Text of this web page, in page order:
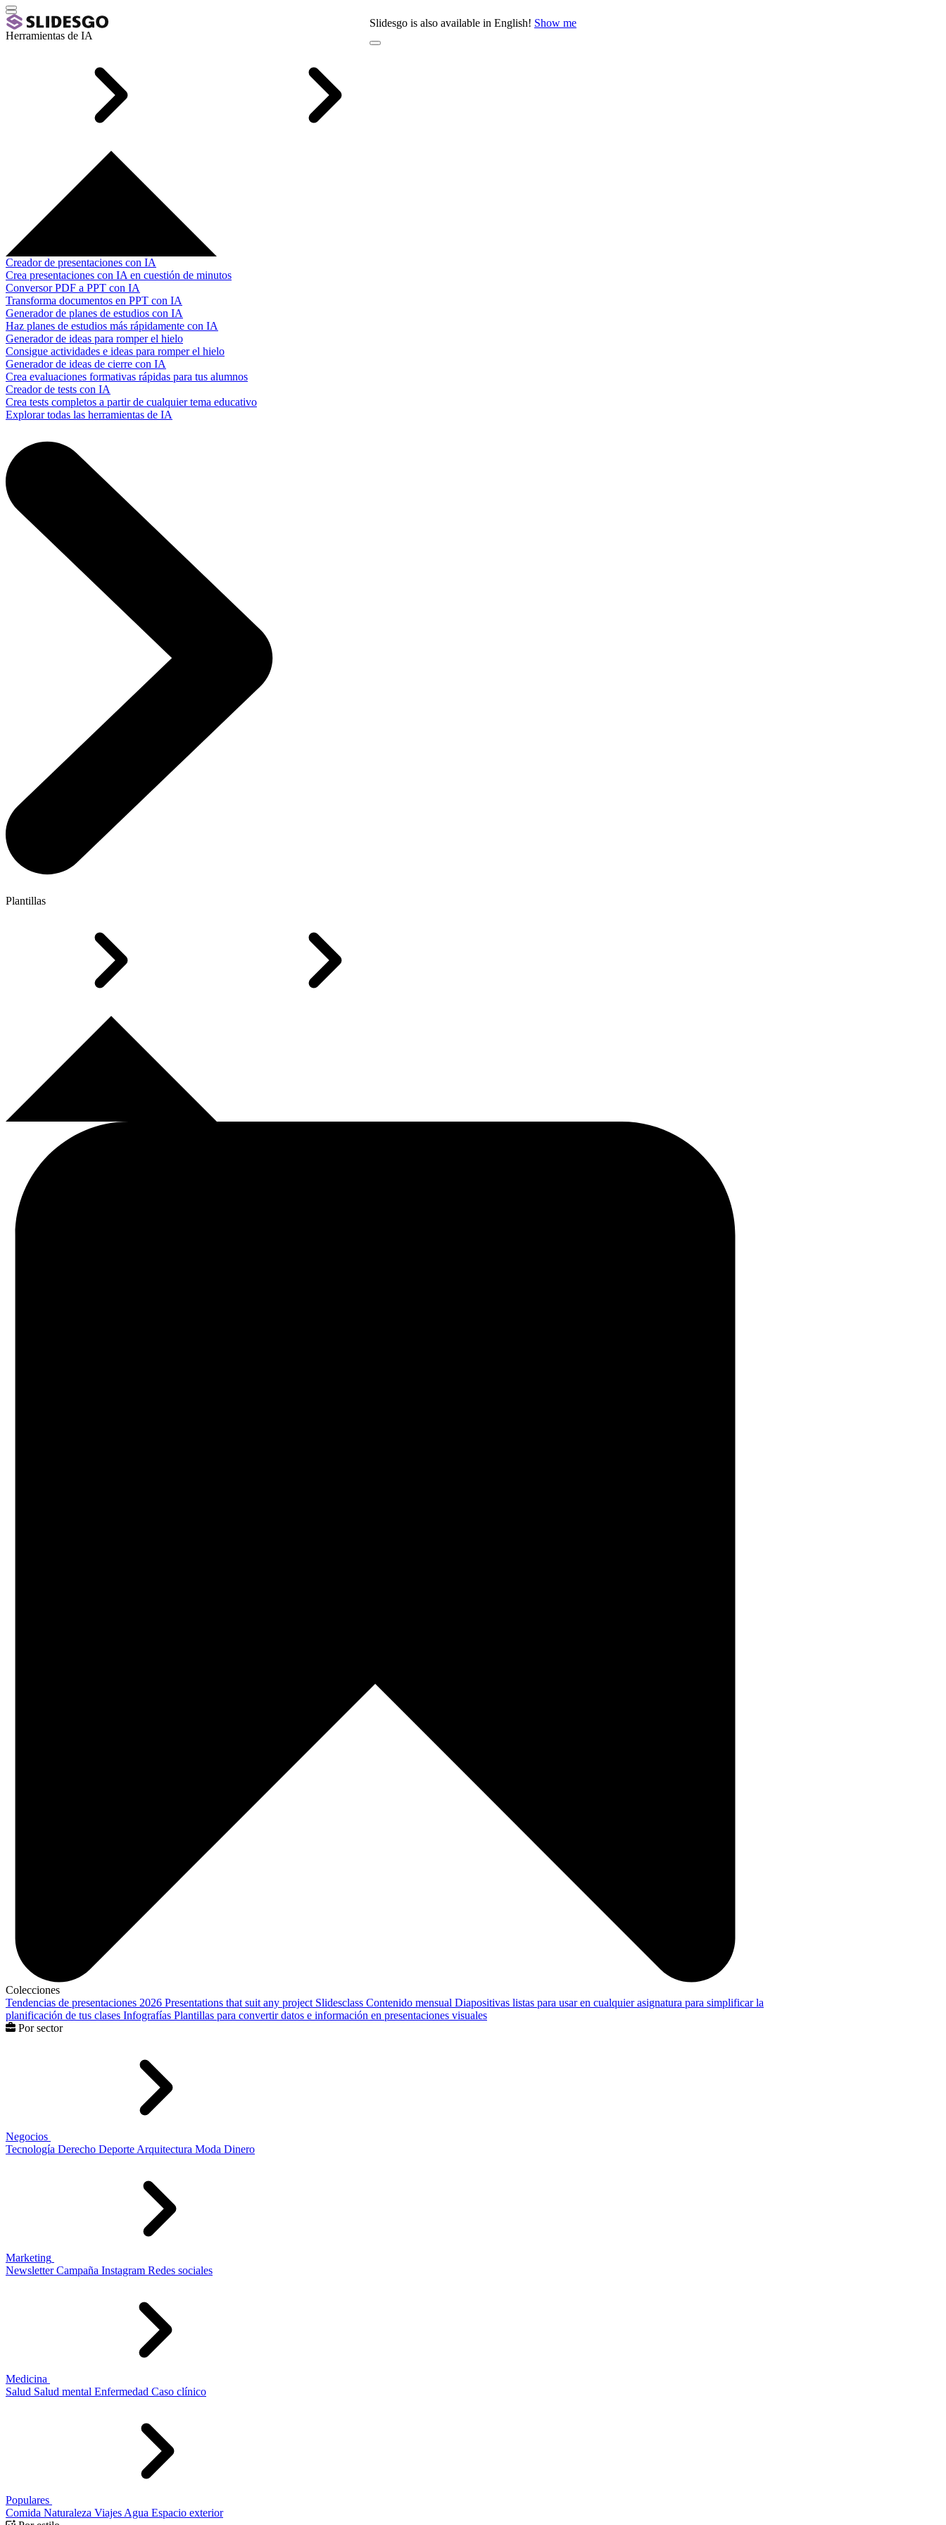
Slidesgo is also available in English! Show me
Herramientas de IA
Creador de presentaciones con IA
Crea presentaciones con IA en cuestión de minutos
Conversor PDF a PPT con IA
Transforma documentos en PPT con IA
Generador de planes de estudios con IA
Haz planes de estudios más rápidamente con IA
Generador de ideas para romper el hielo
Consigue actividades e ideas para romper el hielo
Generador de ideas de cierre con IA
Crea evaluaciones formativas rápidas para tus alumnos
Creador de tests con IA
Crea tests completos a partir de cualquier tema educativo
Explorar todas las herramientas de IA
Plantillas
Colecciones
Tendencias de presentaciones 2026 Presentations that suit any project Slidesclass Contenido mensual Diapositivas listas para usar en cualquier asignatura para simplificar la
planificación de tus clases Infografías Plantillas para convertir datos e información en presentaciones visuales
Por sector
Negocios
Tecnología Derecho Deporte Arquitectura Moda Dinero
Marketing
Newsletter Campaña Instagram Redes sociales
Medicina
Salud Salud mental Enfermedad Caso clínico
Populares
Comida Naturaleza Viajes Agua Espacio exterior